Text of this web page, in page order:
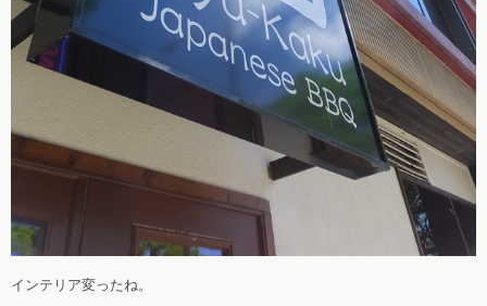
インテリア変ったね。